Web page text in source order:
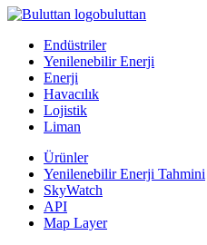
buluttan
Endüstriler
Yenilenebilir Enerji
Enerji
Havacılık
Lojistik
Liman
Ürünler
Yenilenebilir Enerji Tahmini
SkyWatch
API
Map Layer